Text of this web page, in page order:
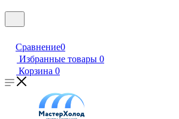
Сравнение0
Избранные товары 0
Корзина 0